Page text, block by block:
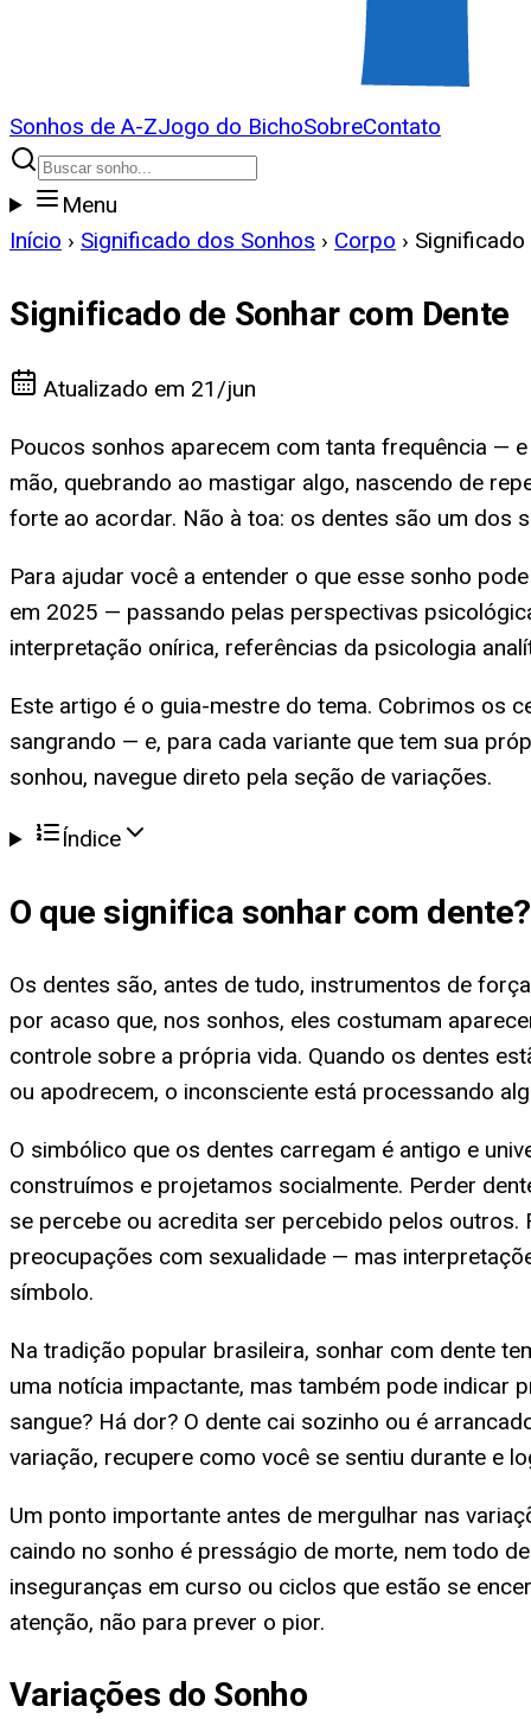
Sonhos de A-ZJogo do BichoSobreContato
Menu
Início › Significado dos Sonhos › Corpo ›
Significado de Sonhar com Dente
Atualizado em 21/jun
Poucos sonhos aparecem com tanta frequência —
mão, quebrando ao mastigar algo, nascendo de
forte ao acordar. Não à toa: os dentes são um dos
Para ajudar você a entender o que esse sonho
em 2025 — passando pelas perspectivas
interpretação onírica, referências da psicologia
Este artigo é o guia-mestre do tema. Cobrimos os
sangrando — e, para cada variante que tem sua
sonhou, navegue direto pela seção de variações.
Índice
O que significa sonhar com dente?
Os dentes são, antes de tudo, instrumentos de
por acaso que, nos sonhos, eles costumam
controle sobre a própria vida. Quando os dentes
ou apodrecem, o inconsciente está processando
O simbólico que os dentes carregam é antigo e
construímos e projetamos socialmente. Perder
se percebe ou acredita ser percebido pelos
preocupações com sexualidade — mas
símbolo.
Na tradição popular brasileira, sonhar com dente
uma notícia impactante, mas também pode indicar
sangue? Há dor? O dente cai sozinho ou é
variação, recupere como você se sentiu durante e
Um ponto importante antes de mergulhar nas
caindo no sonho é presságio de morte, nem todo
inseguranças em curso ou ciclos que estão se
atenção, não para prever o pior.
Variações do Sonho